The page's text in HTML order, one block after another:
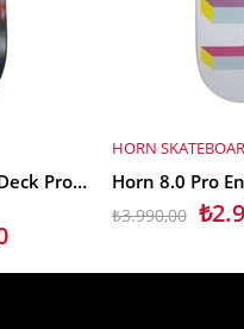
Horn 8.0 Pro Nebula Deck Profesyonel Kaykay Tahtası
SEPETE EKLE
HORN
₺3.990,00